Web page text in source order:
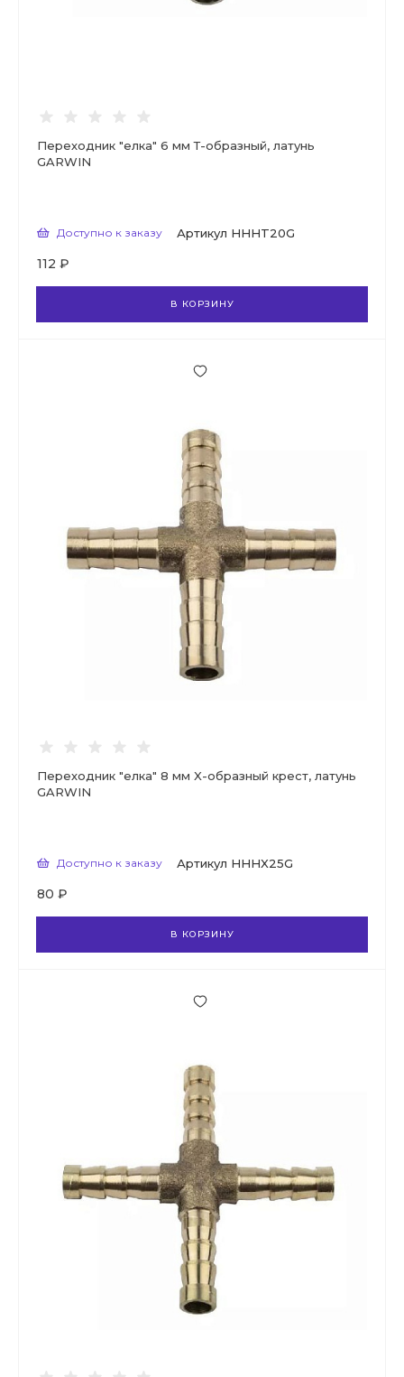
Переходник "елка" 6 мм Т-образный, латунь
GARWIN
Доступно к заказу Артикул HHHT20G
112 ₽
В КОРЗИНУ
Переходник "елка" 8 мм X-образный крест, латунь
GARWIN
Доступно к заказу Артикул HHHX25G
80 ₽
В КОРЗИНУ